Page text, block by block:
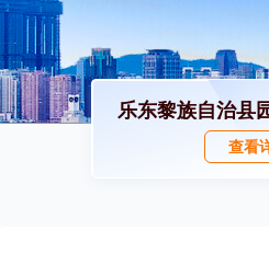
乐东黎族自治县
查看